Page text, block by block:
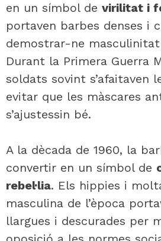
en un símbol de virilitat i
portaven barbes denses i
demostrar-ne masculinitat
Durant la Primera Guerra
soldats sovint s’afaitaven
evitar que les màscares
s’ajustessin bé.
A la dècada de 1960, la
convertir en un símbol de
rebel·lia. Els hippies i
masculina de l’època
llargues i descurades per